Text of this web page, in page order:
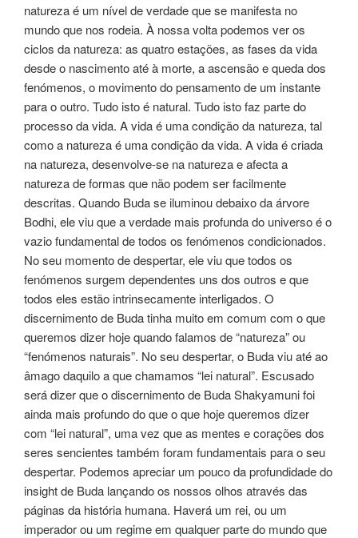
natureza é um nível de verdade que se manifesta no
mundo que nos rodeia. À nossa volta podemos ver os
ciclos da natureza: as quatro estações, as fases da vida
desde o nascimento até à morte, a ascensão e queda dos
fenómenos, o movimento do pensamento de um instante
para o outro. Tudo isto é natural. Tudo isto faz parte do
processo da vida. A vida é uma condição da natureza, tal
como a natureza é uma condição da vida. A vida é criada
na natureza, desenvolve-se na natureza e afecta a
natureza de formas que não podem ser facilmente
descritas. Quando Buda se iluminou debaixo da árvore
Bodhi, ele viu que a verdade mais profunda do universo é o
vazio fundamental de todos os fenómenos condicionados.
No seu momento de despertar, ele viu que todos os
fenómenos surgem dependentes uns dos outros e que
todos eles estão intrinsecamente interligados. O
discernimento de Buda tinha muito em comum com o que
queremos dizer hoje quando falamos de “natureza” ou
“fenómenos naturais”. No seu despertar, o Buda viu até ao
âmago daquilo a que chamamos “lei natural”. Escusado
será dizer que o discernimento de Buda Shakyamuni foi
ainda mais profundo do que o que hoje queremos dizer
com “lei natural”, uma vez que as mentes e corações dos
seres sencientes também foram fundamentais para o seu
despertar. Podemos apreciar um pouco da profundidade do
insight de Buda lançando os nossos olhos através das
páginas da história humana. Haverá um rei, ou um
imperador ou um regime em qualquer parte do mundo que